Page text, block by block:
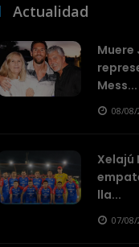
Actualidad
Muere
Mess...
08/08/
Xelajú
lla...
07/08/